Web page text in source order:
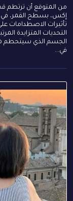
إكس، بسطح القمر، في
تأثيرات الاصطدامات
التحديات المتزايدة
في...